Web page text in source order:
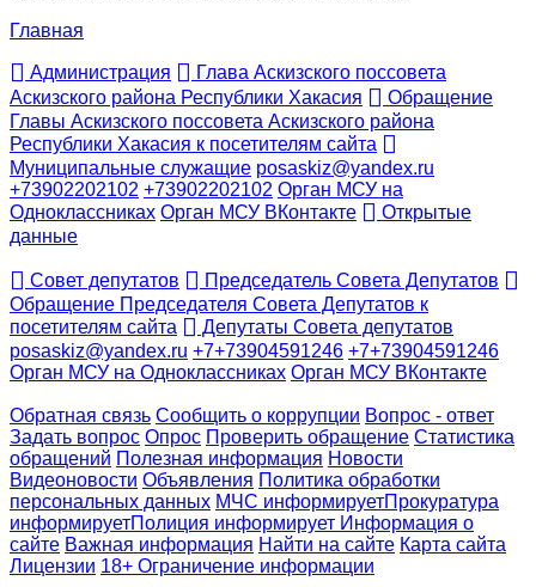
Главная
Администрация
Глава Аскизского поссовета
Аскизского района Республики Хакасия
Обращение
Главы Аскизского поссовета Аскизского района
Республики Хакасия к посетителям сайта
Муниципальные служащие posaskiz@yandex.ru
+73902202102 +73902202102 Орган МСУ на
Одноклассниках Орган МСУ ВКонтакте
Открытые
данные
Совет депутатов
Председатель Совета Депутатов
Обращение Председателя Совета Депутатов к
посетителям сайта
Депутаты Совета депутатов
posaskiz@yandex.ru +7+73904591246 +7+73904591246
Орган МСУ на Одноклассниках Орган МСУ ВКонтакте
Обратная связь Сообщить о коррупции Вопрос - ответ
Задать вопрос Опрос Проверить обращение Статистика
обращений Полезная информация Новости
Видеоновости Объявления Политика обработки
персональных данных МЧС информируетПрокуратура
информируетПолиция информирует Информация о
сайте Важная информация Найти на сайте Карта сайта
Лицензии 18+ Ограничение информации